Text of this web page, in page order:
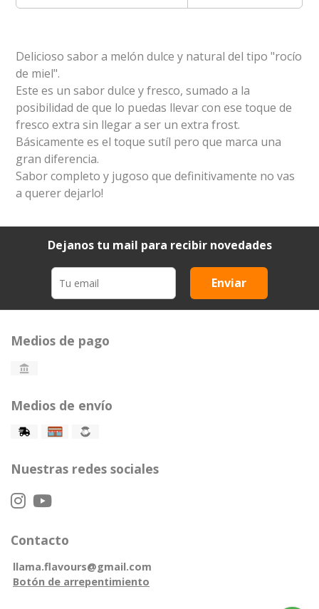
Delicioso sabor a melón dulce y natural del tipo "rocío
de miel".
Este es un sabor dulce y fresco, sumado a la
posibilidad de que lo puedas llevar con ese toque de
fresco extra sin llegar a ser un extra frost.
Básicamente es el toque sutíl pero que marca una
gran diferencia.
Sabor completo y jugoso que definitivamente no vas
a querer dejarlo!
Dejanos tu mail para recibir novedades
Enviar
Medios de pago
Medios de envío
Nuestras redes sociales
Contacto
llama.flavours@gmail.com
Botón de arrepentimiento